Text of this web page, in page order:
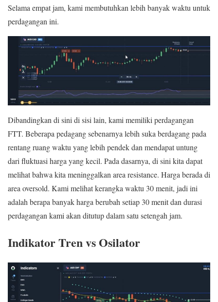
Selama empat jam, kami membutuhkan lebih banyak waktu untuk
perdagangan ini.
Dibandingkan di sini di sisi lain, kami memiliki perdagangan
FTT. Beberapa pedagang sebenarnya lebih suka berdagang pada
rentang ruang waktu yang lebih pendek dan mendapat untung
dari fluktuasi harga yang kecil. Pada dasarnya, di sini kita dapat
melihat bahwa kita meninggalkan area resistance. Harga berada di
area oversold. Kami melihat kerangka waktu 30 menit, jadi ini
adalah berapa banyak harga berubah setiap 30 menit dan durasi
perdagangan kami akan ditutup dalam satu setengah jam.
Indikator Tren vs Osilator